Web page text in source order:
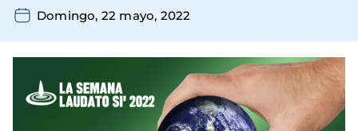
Domingo, 22 mayo, 2022